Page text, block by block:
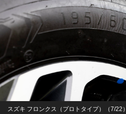
スズキ フロンクス（プロトタイプ）（7/22）